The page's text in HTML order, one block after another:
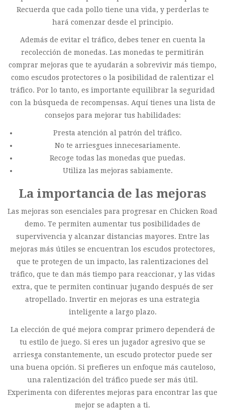
Recuerda que cada pollo tiene una vida, y perderlas te
hará comenzar desde el principio.
Además de evitar el tráfico, debes tener en cuenta la
recolección de monedas. Las monedas te permitirán
comprar mejoras que te ayudarán a sobrevivir más tiempo,
como escudos protectores o la posibilidad de ralentizar el
tráfico. Por lo tanto, es importante equilibrar la seguridad
con la búsqueda de recompensas. Aquí tienes una lista de
consejos para mejorar tus habilidades:
Presta atención al patrón del tráfico.
No te arriesgues innecesariamente.
Recoge todas las monedas que puedas.
Utiliza las mejoras sabiamente.
La importancia de las mejoras
Las mejoras son esenciales para progresar en Chicken Road
demo. Te permiten aumentar tus posibilidades de
supervivencia y alcanzar distancias mayores. Entre las
mejoras más útiles se encuentran los escudos protectores,
que te protegen de un impacto, las ralentizaciones del
tráfico, que te dan más tiempo para reaccionar, y las vidas
extra, que te permiten continuar jugando después de ser
atropellado. Invertir en mejoras es una estrategia
inteligente a largo plazo.
La elección de qué mejora comprar primero dependerá de
tu estilo de juego. Si eres un jugador agresivo que se
arriesga constantemente, un escudo protector puede ser
una buena opción. Si prefieres un enfoque más cauteloso,
una ralentización del tráfico puede ser más útil.
Experimenta con diferentes mejoras para encontrar las que
mejor se adapten a ti.